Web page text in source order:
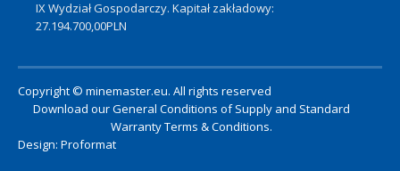
IX Wydział Gospodarczy. Kapitał zakładowy:
27.194.700,00PLN
Copyright © minemaster.eu. All rights reserved
Download ourGeneral Conditions of Supplyand Standard
Warranty Terms & Conditions.
Design: Proformat